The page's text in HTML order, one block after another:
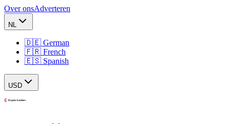
Over onsAdverteren
NL
🇩🇪 German
🇫🇷 French
🇪🇸 Spanish
USD